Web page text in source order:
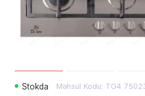
Stokda